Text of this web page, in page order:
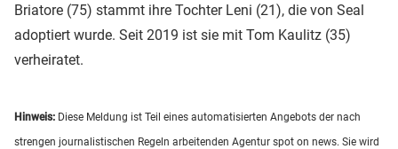
Briatore (75) stammt ihre Tochter Leni (21), die von Seal
adoptiert wurde. Seit 2019 ist sie mit Tom Kaulitz (35)
verheiratet.
Hinweis: Diese Meldung ist Teil eines automatisierten Angebots der nach
strengen journalistischen Regeln arbeitenden Agentur spot on news. Sie wird